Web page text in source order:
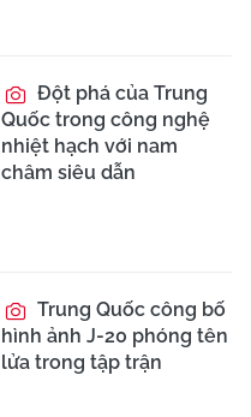
Đột phá của Trung
Quốc trong công nghệ
nhiệt hạch với nam
châm siêu dẫn
Trung Quốc công bố
hình ảnh J-20 phóng tên
lửa trong tập trận